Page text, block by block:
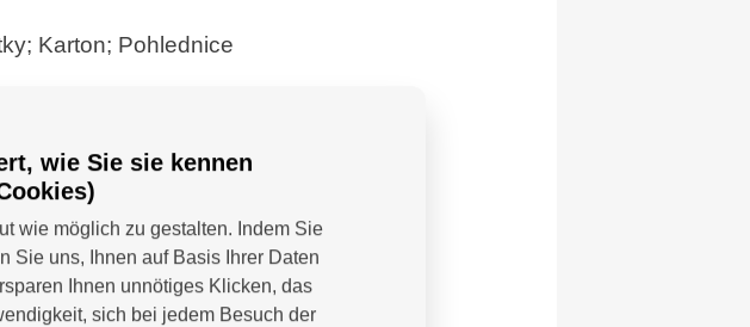
Karton; Pohlednice
wie Sie sie kennen
wie möglich zu gestalten. Indem Sie
Sie uns, Ihnen auf Basis Ihrer Daten
Ihnen unnötiges Klicken, das
sich bei jedem Besuch der